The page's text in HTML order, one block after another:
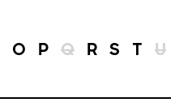
O P Q R S T U